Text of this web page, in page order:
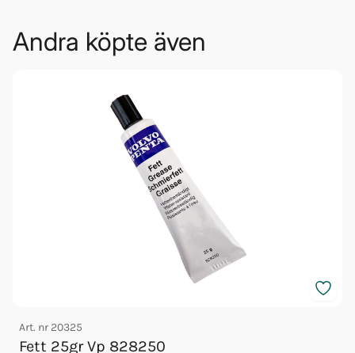
Andra köpte även
Art. nr 20325
Fett 25gr Vp 828250